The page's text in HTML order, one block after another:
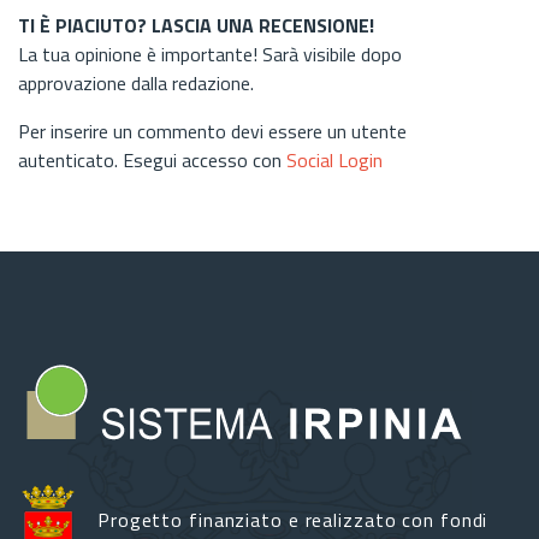
TI È PIACIUTO? LASCIA UNA RECENSIONE!
La tua opinione è importante! Sarà visibile dopo
approvazione dalla redazione.
Per inserire un commento devi essere un utente
autenticato. Esegui accesso con Social Login
Progetto finanziato e realizzato con fondi